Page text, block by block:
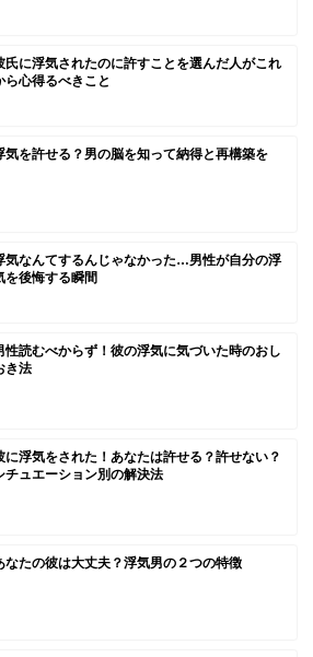
氏に浮気されたのに許すことを選んだ人がこれ
ら心得るべきこと
気を許せる？男の脳を知って納得と再構築を
気なんてするんじゃなかった…男性が自分の浮
を後悔する瞬間
性読むべからず！彼の浮気に気づいた時のおし
き法
に浮気をされた！あなたは許せる？許せない？
チュエーション別の解決法
なたの彼は大丈夫？浮気男の２つの特徴